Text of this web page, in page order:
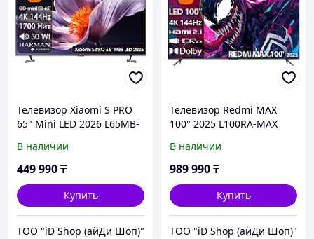
Телевизор Xiaomi S PRO
65" Mini LED 2026 L65MB-
Mini LED 1700Нит, звук
2.0(30Вт)]
В наличии
449 990₸
Купить
ТОО "iD Shop (айДи Шоп)"
Телевизор Redmi MAX
100" 2025 L100RA-MAX
LED 700Нит, звук
2.0(30Вт)]
В наличии
989 990₸
Купить
ТОО "iD Shop (айДи Шоп)"